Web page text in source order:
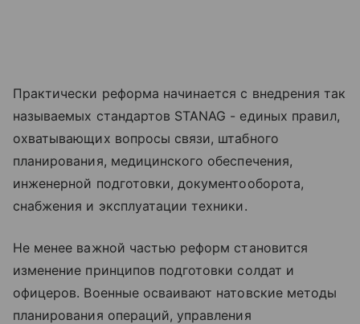
Практически реформа начинается с внедрения так
называемых стандартов STANAG - единых правил,
охватывающих вопросы связи, штабного
планирования, медицинского обеспечения,
инженерной подготовки, документооборота,
снабжения и эксплуатации техники.
Не менее важной частью реформ становится
изменение принципов подготовки солдат и
офицеров. Военные осваивают натовские методы
планирования операций, управления